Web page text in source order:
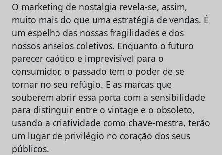
O marketing de nostalgia revela-se, assim,
muito mais do que uma estratégia de vendas. É
um espelho das nossas fragilidades e dos
nossos anseios coletivos. Enquanto o futuro
parecer caótico e imprevisível para o
consumidor, o passado tem o poder de se
tornar no seu refúgio. E as marcas que
souberem abrir essa porta com a sensibilidade
para distinguir entre o vintage e o obsoleto,
usando a criatividade como chave-mestra, terão
um lugar de privilégio no coração dos seus
públicos.